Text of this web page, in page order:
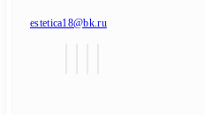
estetica18@bk.ru